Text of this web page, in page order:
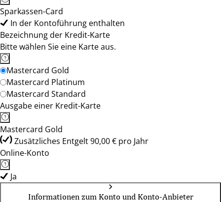
Sparkassen-Card
In der Kontoführung enthalten
Bezeichnung der Kredit-Karte
Bitte wählen Sie eine Karte aus.
Mastercard Gold
Mastercard Platinum
Mastercard Standard
Ausgabe einer Kredit-Karte
Mastercard Gold
Zusätzliches Entgelt 90,00 € pro Jahr
Online-Konto
Ja
Informationen zum Konto und Konto-Anbieter